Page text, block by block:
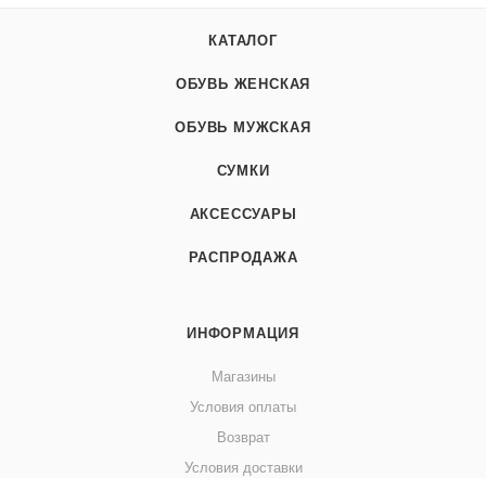
КАТАЛОГ
ОБУВЬ ЖЕНСКАЯ
ОБУВЬ МУЖСКАЯ
СУМКИ
АКСЕССУАРЫ
РАСПРОДАЖА
ИНФОРМАЦИЯ
Магазины
Условия оплаты
Возврат
Условия доставки